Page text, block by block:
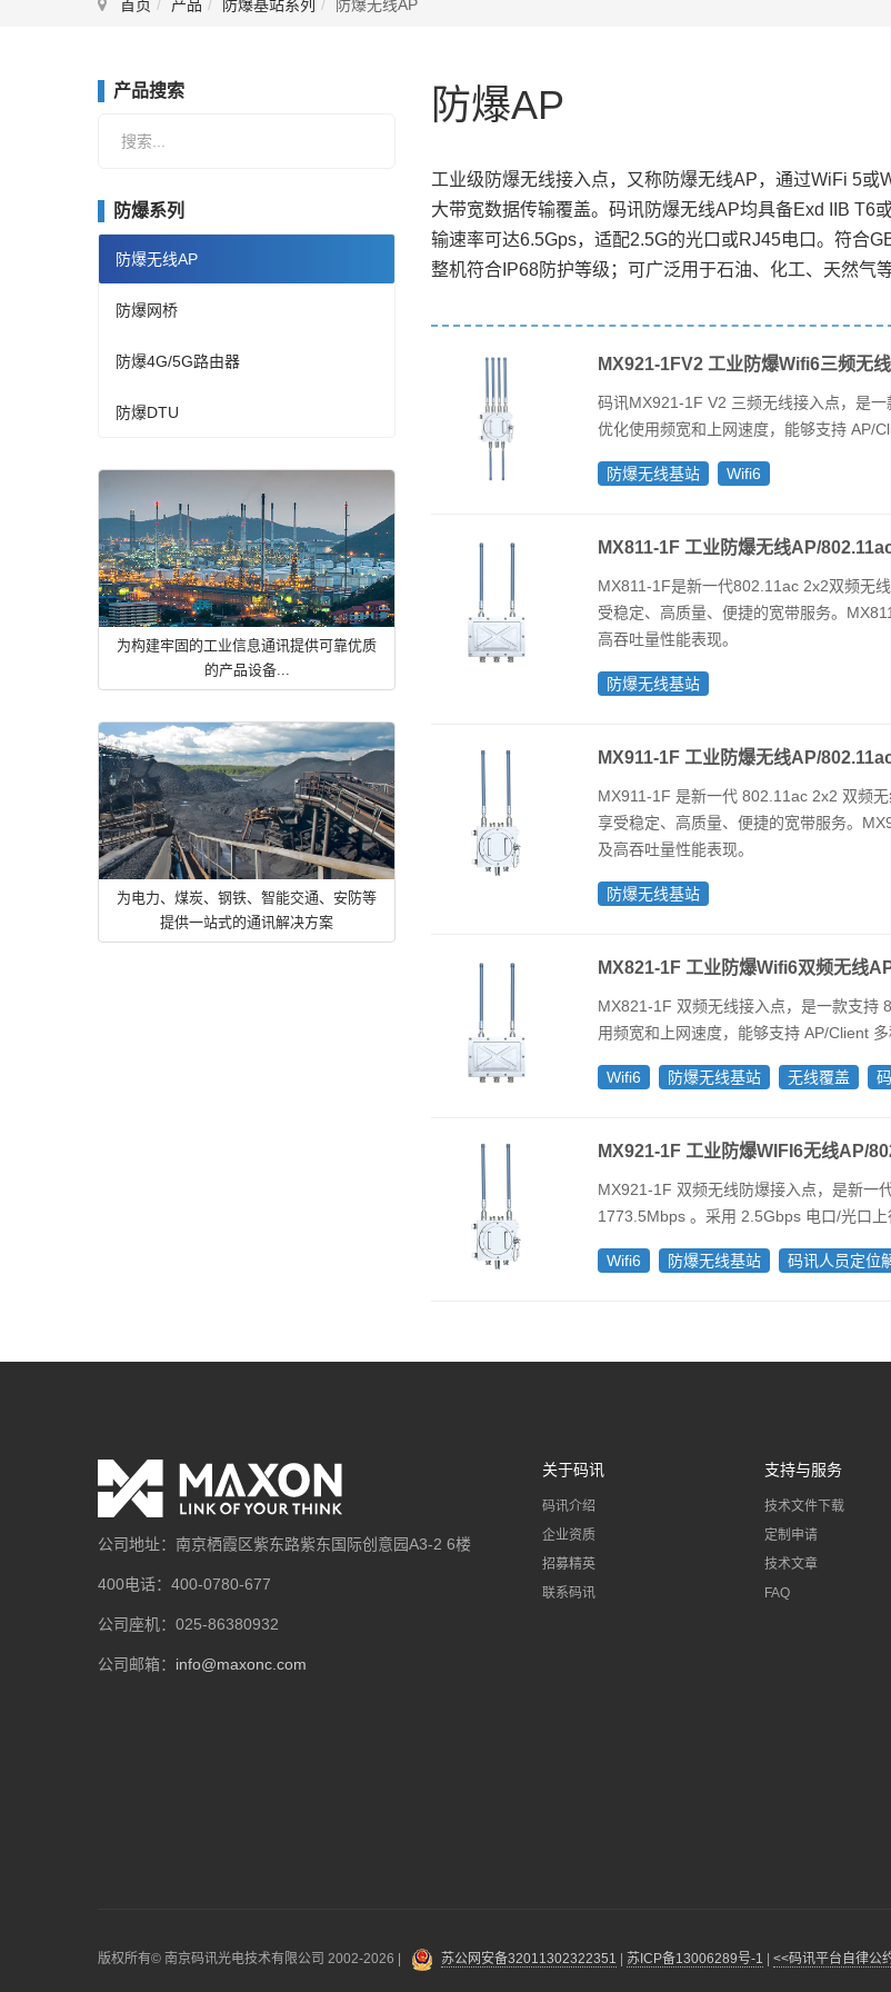
首页 产品 防爆基站系列 防爆无线AP
防爆AP
工业级防爆无线接入点，又称防爆无线AP，通过WiFi 5或
大带宽数据传输覆盖。码讯防爆无线AP均具备Exd IIB T6
输速率可达6.5Gps，适配2.5G的光口或RJ45电口。符合
整机符合IP68防护等级；可广泛用于石油、化工、天然气
MX921-1FV2 工业防爆Wifi6三频无
码讯MX921-1F V2 三频无线接入点，是
优化使用频宽和上网速度，能够支持 AP/
防爆无线基站 Wifi6
MX811-1F 工业防爆无线AP/
MX811-1F是新一代802.11ac 2x2双频无
受稳定、高质量、便捷的宽带服务。
高吞吐量性能表现。
防爆无线基站
MX911-1F 工业防爆无线AP/
MX911-1F 是新一代 802.11ac 2x2 双频
享受稳定、高质量、便捷的宽带服务。
及高吞吐量性能表现。
防爆无线基站
MX821-1F 工业防爆Wifi6双频无线
MX821-1F 双频无线接入点，是一款支持
用频宽和上网速度，能够支持 AP/Client
Wifi6 防爆无线基站 无线覆盖
MX921-1F 工业防爆WIFI6无线AP/
MX921-1F 双频无线防爆接入点，是新一
1773.5Mbps 。采用 2.5Gbps 电口/光口上
Wifi6 防爆无线基站 码讯人员定位
产品搜索
索防爆系列
防爆无线AP
防爆网桥
防爆4G/5G路由器
防爆DTU
为构建牢固的工业信息通讯提供可靠优质
的产品设备...
为电力、煤炭、钢铁、智能交通、安防等
提供一站式的通讯解决方案
公司地址：南京栖霞区紫东路紫东国际创意园A3-2 6楼
400电话：400-0780-677
公司座机：025-86380932
公司邮箱： info@maxonc.com
关于码讯
码讯介绍
企业资质
招募精英
联系码讯
支持与服务
技术文件下载
定制申请
技术文章
FAQ
版权所有© 南京码讯光电技术有限公司 2002-2026 苏公网安备32011302322351 苏ICP备13006289号-1 <<码讯平台自律公